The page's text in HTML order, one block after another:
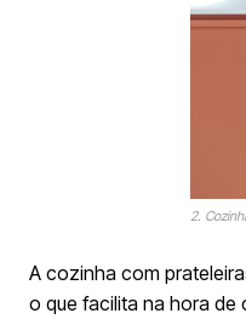
2.
A cozinha com
o que facilita na hora de